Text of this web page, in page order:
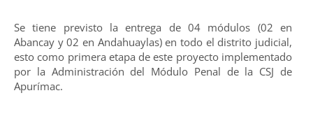
Se tiene previsto la entrega de 04 módulos (02 en
Abancay y 02 en Andahuaylas) en todo el distrito judicial,
esto como primera etapa de este proyecto implementado
por la Administración del Módulo Penal de la CSJ de
Apurímac.